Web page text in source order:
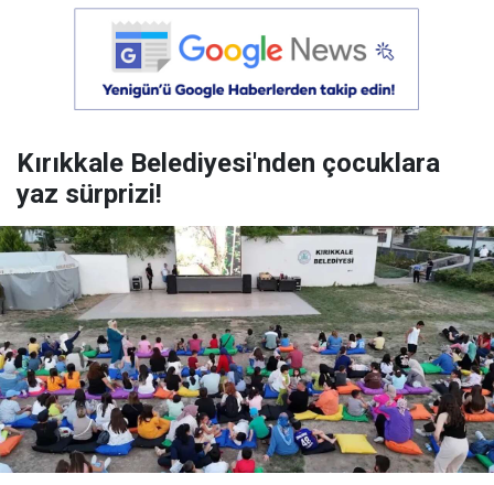
Kırıkkale Belediyesi'nden çocuklara
yaz sürprizi!